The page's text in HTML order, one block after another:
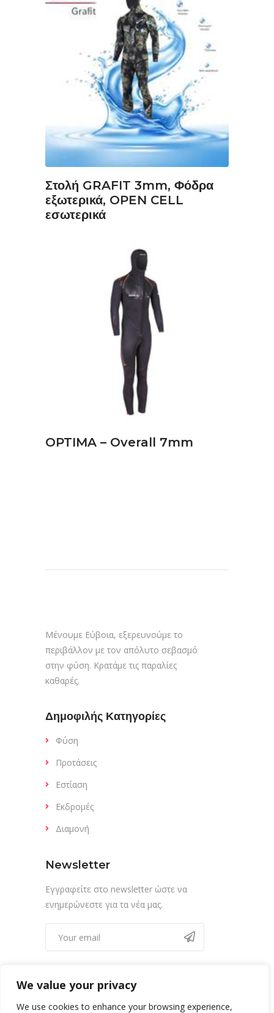
We value your privacy
We use cookies to enhance your browsing experience,
ΔΙΑΒΆΣΤΕ ΠΕΡΙΣΣΌΤΕΡΑ
Στολή GRAFIT 3mm, Φόδρα
εξωτερικά, OPEN CELL
εσωτερικά
ΔΙΑΒΆΣΤΕ ΠΕΡΙΣΣΌΤΕΡΑ
OPTIMA – Overall 7mm
Μένουμε Εύβοια, εξερευνούμε το
περιβάλλον με τον απόλυτο σεβασμό
στην φύση. Κρατάμε τις παραλίες
καθαρές.
Δημοφιλής Κατηγορίες
Φύση
Προτάσεις
Εστίαση
Εκδρομές
Διαμονή
Newsletter
Εγγραφείτε στο newsletter ώστε να
ενημερώνεστε για τα νέα μας.